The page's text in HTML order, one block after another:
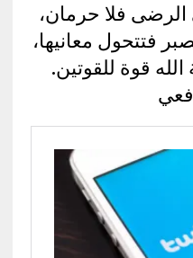
فلا حرمان،
فتتحول معانيها،
قوة للقوتين.